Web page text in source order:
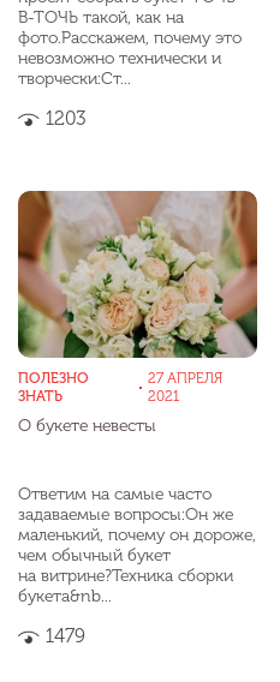
В-ТОЧЬ такой, как на
фото.Расскажем, почему это
невозможно технически и
творчески:Ст...
1203
ПОЛЕЗНО
ЗНАТЬ
27 АПРЕЛЯ
2021
О букете невесты
Ответим на самые часто
задаваемые вопросы:Он же
маленький, почему он дороже,
чем обычный букет
на витрине?Техника сборки
букета&nb...
1479